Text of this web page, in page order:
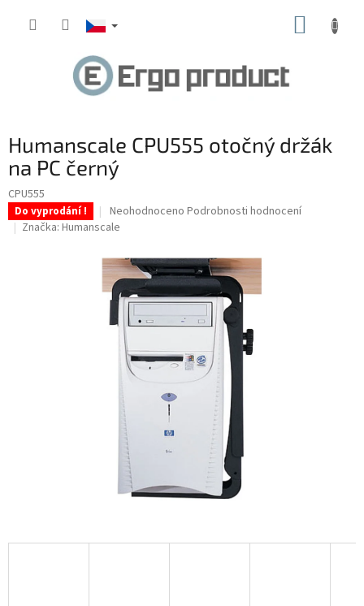
Humanscale CPU555 otočný držák
na PC černý
CPU555
Do vyprodání !
Průměrné
hodnocení
je
0,0
z
5
hvězdiček.
Neohodnoceno Podrobnosti hodnocení
Značka: Humanscale